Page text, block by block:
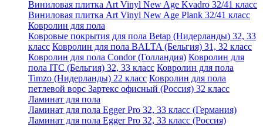
Виниловая плитка Art Vinyl New Age Kvadro 32/41 класс
Виниловая плитка Art Vinyl New Age Plank 32/41 класс
Ковролин для пола
Ковровые покрытия для пола Betap (Нидерланды) 32, 33
класс Ковролин для пола BALTA (Бельгия) 31, 32 класс
Ковролин для пола Condor (Голландия) Ковролин для
пола ITC (Бельгия) 32, 33 класс Ковролин для пола
Timzo (Нидерланды) 22 класс Ковролин для пола
петлевой ворс Зартекс офисный (Россия) 32 класс
Ламинат для пола
Ламинат для пола Egger Pro 32, 33 класс (Германия)
Ламинат для пола Egger Pro 32, 33 класс (Россия)